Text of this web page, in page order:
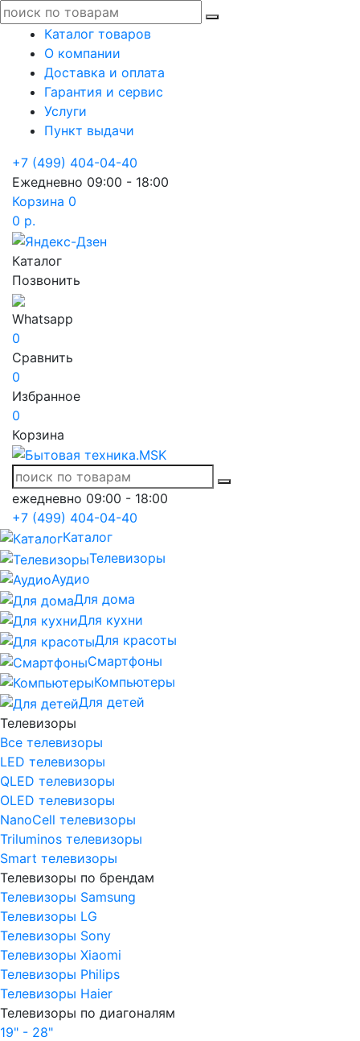
Каталог товаров
О компании
Доставка и оплата
Гарантия и сервис
Услуги
Пункт выдачи
+7 (499) 404-04-40
Ежедневно 09:00 - 18:00
Корзина 0
0 р.
Каталог
Позвонить
Whatsapp
0
Сравнить
0
Избранное
0
Корзина
ежедневно 09:00 - 18:00
+7 (499) 404-04-40
Каталог
Телевизоры
Аудио
Для дома
Для кухни
Для красоты
Смартфоны
Компьютеры
Для детей
Телевизоры
Все телевизоры
LED телевизоры
QLED телевизоры
OLED телевизоры
NanoCell телевизоры
Triluminos телевизоры
Smart телевизоры
Телевизоры по брендам
Телевизоры Samsung
Телевизоры LG
Телевизоры Sony
Телевизоры Xiaomi
Телевизоры Philips
Телевизоры Haier
Телевизоры по диагоналям
19" - 28"